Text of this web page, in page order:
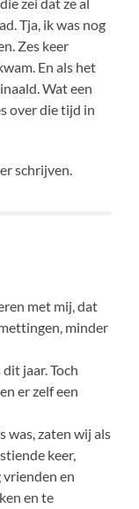
zei dat ze al
Tja, ik was nog
Zes keer
En als het
Wat een
over die tijd in
schrijven.
met mij, dat
minder
jaar. Toch
er zelf een
was, zaten wij als
keer,
en
en te